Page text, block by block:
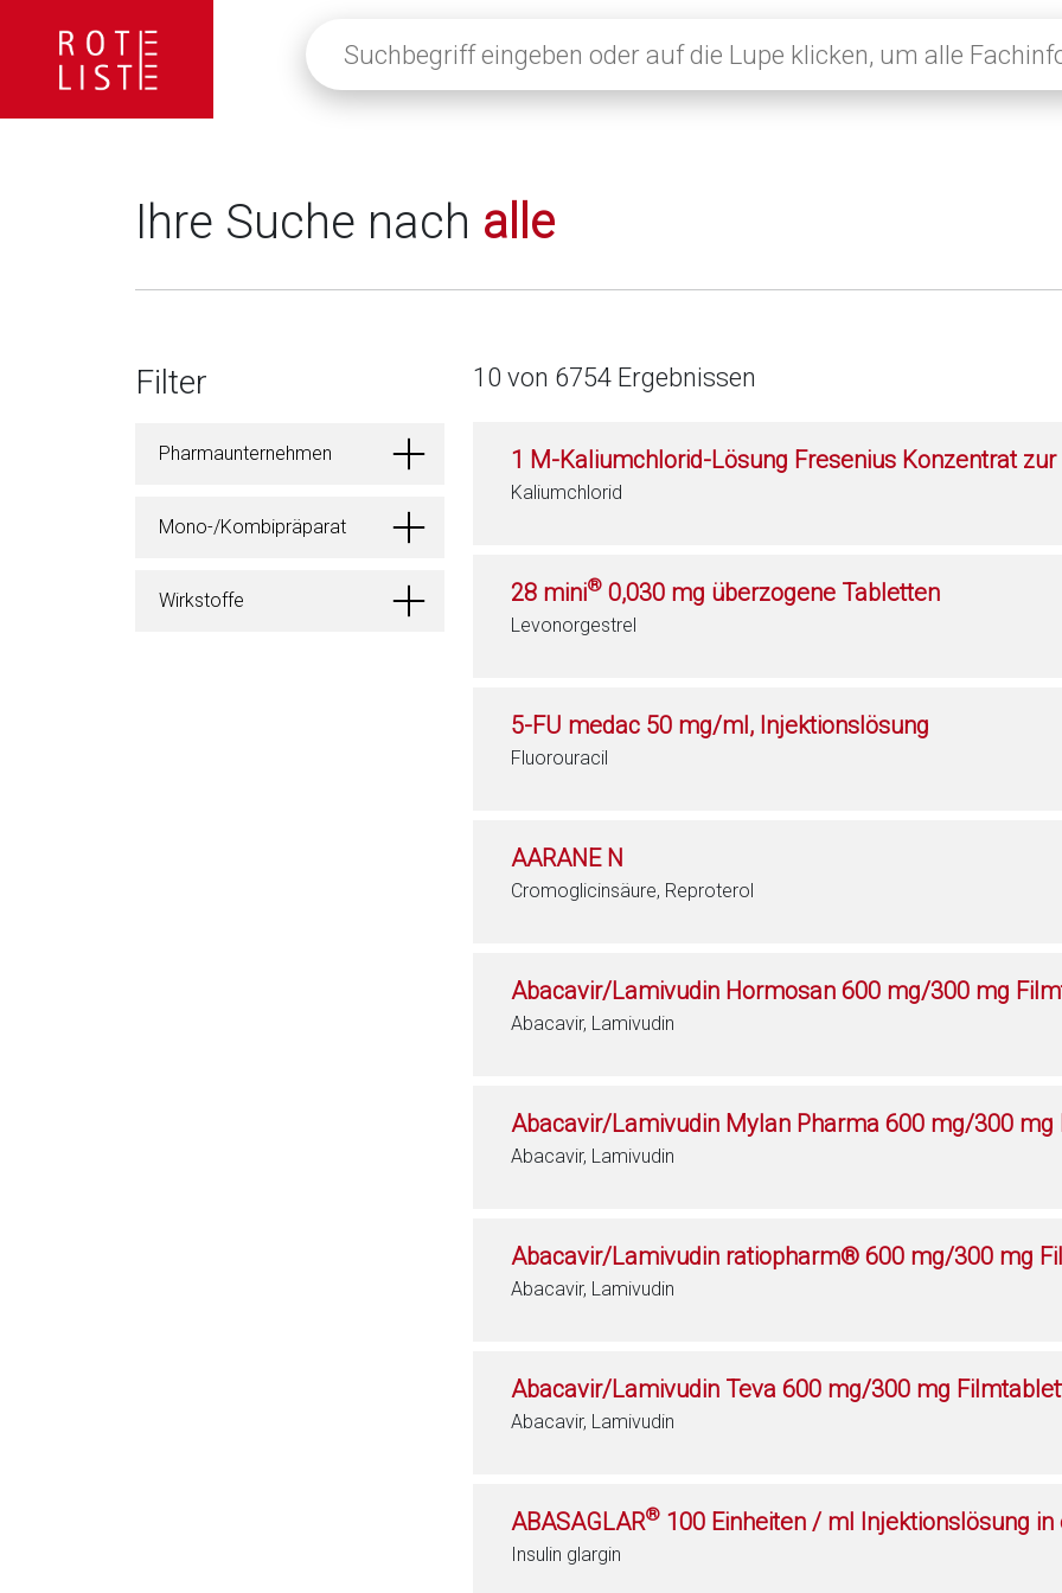
eingeben
oder
klicken,
Fachinformationen
Ihre Suche nach alle
Filter
Pharmaunternehmen
Mono-/Kombipräparat
Wirkstoffe
10 von 6754 Ergebnissen
1 M-Kaliumchlorid-Lösung Fresenius Konzentrat
Kaliumchlorid
28 mini® 0,030 mg überzogene Tabletten
Levonorgestrel
5-FU medac 50 mg/ml, Injektionslösung
Fluorouracil
AARANE N
Cromoglicinsäure, Reproterol
Abacavir/Lamivudin Hormosan 600 mg/300 mg
Abacavir, Lamivudin
Abacavir/Lamivudin Mylan Pharma 600 mg/300 mg
Abacavir, Lamivudin
Abacavir/Lamivudin ratiopharm® 600 mg/300 mg
Abacavir, Lamivudin
Abacavir/Lamivudin Teva 600 mg/300 mg
Abacavir, Lamivudin
ABASAGLAR® 100 Einheiten / ml Injektionslösung
Insulin glargin